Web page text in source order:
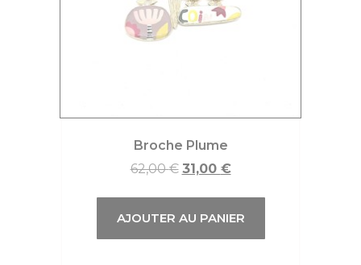
Broche Plume
62,00€ 31,00 €
AJOUTER AU PANIER